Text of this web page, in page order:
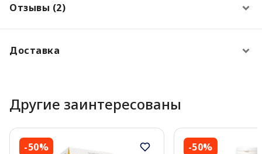
Отзывы (2)
Доставка
Другие заинтересованы
-50% -50%